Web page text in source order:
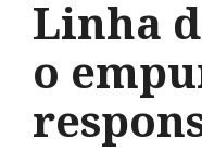
Linha
o